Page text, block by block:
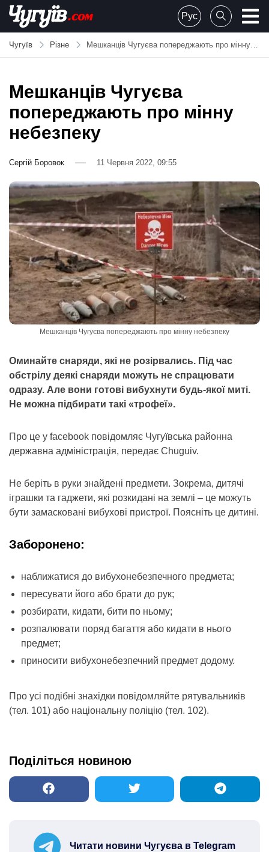
Skip
content
Chuguiv
Рус
Чугуїв Різне Мешканців Чугуєва попереджають про мінну небезпеку
Мешканців Чугуєва
попереджають про мінну
небезпеку
Сергій Боровок 11 Червня 2022, 09:55
Мешканців Чугуєва попереджають про мінну небезпеку
Оминайте снаряди, які не розірвались. Під час
обстрілу деякі снаряди можуть не спрацювати
одразу. Але вони готові вибухнути будь-якої миті.
Не можна підбирати такі «трофеї».
Про це у facebook повідомляє Чугуївська районна
державна адміністрація, передає Chuguiv.
Не беріть в руки знайдені предмети. Зокрема, дитячі
іграшки та гаджети, які розкидані на землі – це можуть
бути замасковані вибухові пристрої. Поясніть це дитині.
Заборонено:
наближатися до вибухонебезпечного предмета;
пересувати його або брати до рук;
розбирати, кидати, бити по ньому;
розпалювати поряд багаття або кидати в нього
предмет;
приносити вибухонебезпечний предмет додому.
Про усі подібні знахідки повідомляйте рятувальників
(тел. 101) або національну поліцію (тел. 102).
Поділіться новиною
Читати новини Чугуєва в Telegram